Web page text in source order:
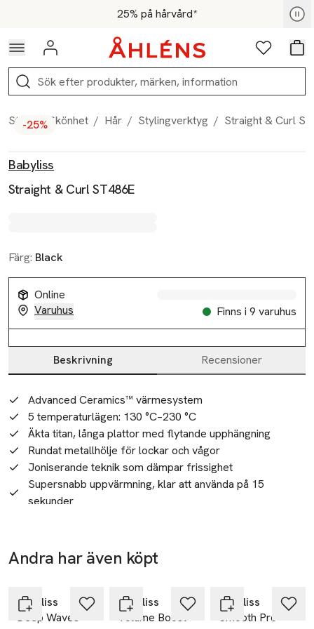
Hoppa till navigationsmenyn25% på hårvård*
För medlemmar - Shoppa nu
Logga in Favoriter
Sök
Start / Skönhet / Hår / Stylingverktyg / Straight & Curl
-25%
Babyliss
Straight & Curl ST486E
Färg: Black
Online
Varuhus
Finns i 9 varuhus
Beskrivning Recensioner
Beskrivning
Advanced Ceramics™ värmesystem
5 temperaturlägen: 130 °C–230 °C
Äkta titan, långa plattor med flytande upphängning
Rundat metallhölje för lockar och vågor
Joniserande teknik som dämpar frissighet
Supersnabb uppvärmning, klar att använda på 15
sekunder
Värmeisolerade slip-on-ändar för enkel lockning
Värmetåligt fodral
Felfri styling med vår lyxiga Straight & Curl Titanium Styler.
Den är designad för optimal mångsidighet och ger ett jämnt,
Andra har även köpt
Babyliss
Deep Waves
-25%
Babyliss
Volume Boost
Babyliss
Smooth Pro